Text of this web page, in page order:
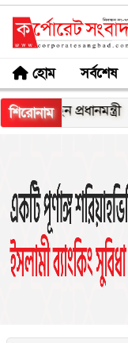
হোম সর্বশেষ
শিরোনাম
প্রধানমন্ত্রী